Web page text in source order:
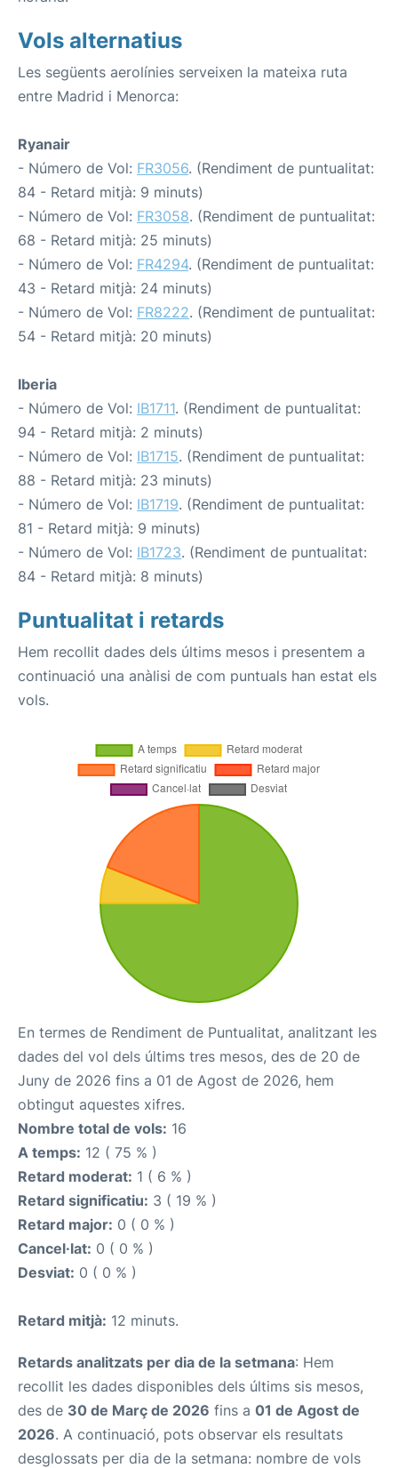
Vols alternatius
Les següents aerolínies serveixen la mateixa ruta
entre Madrid i Menorca:
Ryanair
- Número de Vol: FR3056. (Rendiment de puntualitat:
84 - Retard mitjà: 9 minuts)
- Número de Vol: FR3058. (Rendiment de puntualitat:
68 - Retard mitjà: 25 minuts)
- Número de Vol: FR4294. (Rendiment de puntualitat:
43 - Retard mitjà: 24 minuts)
- Número de Vol: FR8222. (Rendiment de puntualitat:
54 - Retard mitjà: 20 minuts)
Iberia
- Número de Vol: IB1711. (Rendiment de puntualitat:
94 - Retard mitjà: 2 minuts)
- Número de Vol: IB1715. (Rendiment de puntualitat:
88 - Retard mitjà: 23 minuts)
- Número de Vol: IB1719. (Rendiment de puntualitat:
81 - Retard mitjà: 9 minuts)
- Número de Vol: IB1723. (Rendiment de puntualitat:
84 - Retard mitjà: 8 minuts)
Puntualitat i retards
Hem recollit dades dels últims mesos i presentem a
continuació una anàlisi de com puntuals han estat els
vols.
En termes de Rendiment de Puntualitat, analitzant les
dades del vol dels últims tres mesos, des de 20 de
Juny de 2026 fins a 01 de Agost de 2026, hem
obtingut aquestes xifres.
Nombre total de vols: 16
A temps: 12 ( 75 % )
Retard moderat: 1 ( 6 % )
Retard significatiu: 3 ( 19 % )
Retard major: 0 ( 0 % )
Cancel·lat: 0 ( 0 % )
Desviat: 0 ( 0 % )
Retard mitjà: 12 minuts.
Retards analitzats per dia de la setmana: Hem
recollit les dades disponibles dels últims sis mesos,
des de 30 de Març de 2026 fins a 01 de Agost de
2026. A continuació, pots observar els resultats
desglossats per dia de la setmana: nombre de vols